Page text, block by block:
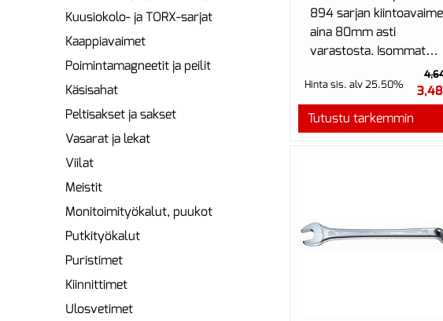
Kuusiokolo- ja TORX-sarjat
Kaappiavaimet
Poimintamagneetit ja peilit
Käsisahat
Peltisakset ja sakset
Vasarat ja lekat
Viilat
Meistit
Monitoimityökalut, puukot
Putkityökalut
Puristimet
Kiinnittimet
Ulosvetimet
894 sarjan
aina 80mm asti
varastosta. Isommat
koot tehdastilauksella.
Hinta sis. alv 25.50%
Tutustu tarkemmin